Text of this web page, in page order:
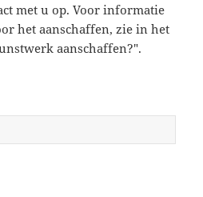
met u op. Voor informatie
het aanschaffen, zie in het
aanschaffen?".